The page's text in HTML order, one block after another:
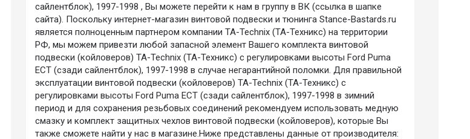
сайлентблок), 1997-1998 , Вы можете перейти к нам в группу в ВК (ссылка в шапке
сайта). Поскольку интернет-магазин винтовой подвески и тюнинга Stance-Bastards.ru
является полноценным партнером компании TA-Technix (ТА-Техникс) на территории
РФ, мы можем привезти любой запасной элемент Вашего комплекта винтовой
подвески (койловеров) TA-Technix (ТА-Техникс) с регулировками высоты Ford Puma
ECT (сзади сайлентблок), 1997-1998 в случае негарантийной поломки. Для правильной
эксплуатации винтовой подвески (койловеров) TA-Technix (ТА-Техникс) с
регулировками высоты Ford Puma ECT (сзади сайлентблок), 1997-1998 в зимний
период и для сохранения резьбовых соединений рекомендуем использовать медную
смазку и комплект защитных чехлов винтовой подвески (койловеров), которые Вы
также сможете найти у нас в магазине.Ниже представлены данные от производителя: